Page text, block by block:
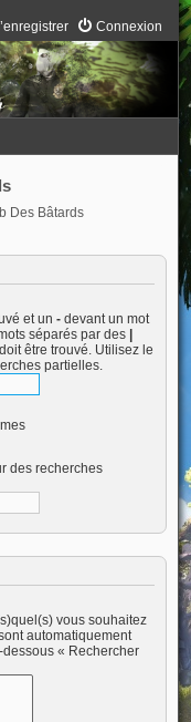
Connexion
Des Bâtards
et un -devant un mot
séparés par des |
être trouvé. Utilisez le
partielles.
des recherches
vous souhaitez
automatiquement
« Rechercher